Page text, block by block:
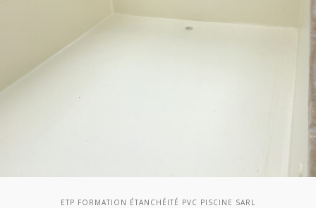
ETP FORMATION ÉTANCHÉITÉ PVC PISCINE SARL